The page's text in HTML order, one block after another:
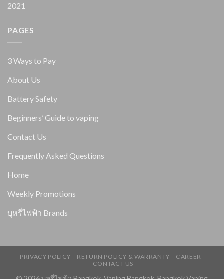
2021
PAGES
3 Ways to Pay
About Us
Battery Safety
Beginners’ Guide to vaping
Contact Us
Frequently Asked Questions
Home
Weekly Promotions
บุหรี่ไฟฟ้า Brands
PRIVACY POLICY RETURN POLICY & WARRANTY
CAREER
CONTACT US